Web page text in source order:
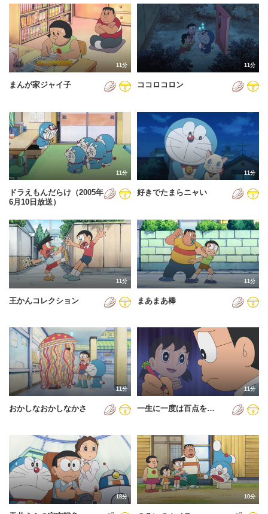
11分
まんが家ジャイ子
11分
ココロコロン
11分
ドラえもんだらけ（2005年
6月10日放送）
11分
好きでたまらニャい
11分
王かんコレクション
11分
まあまあ棒
11分
おかしなおかしなかさ
11分
一生に一度は百点を…
18分 10分